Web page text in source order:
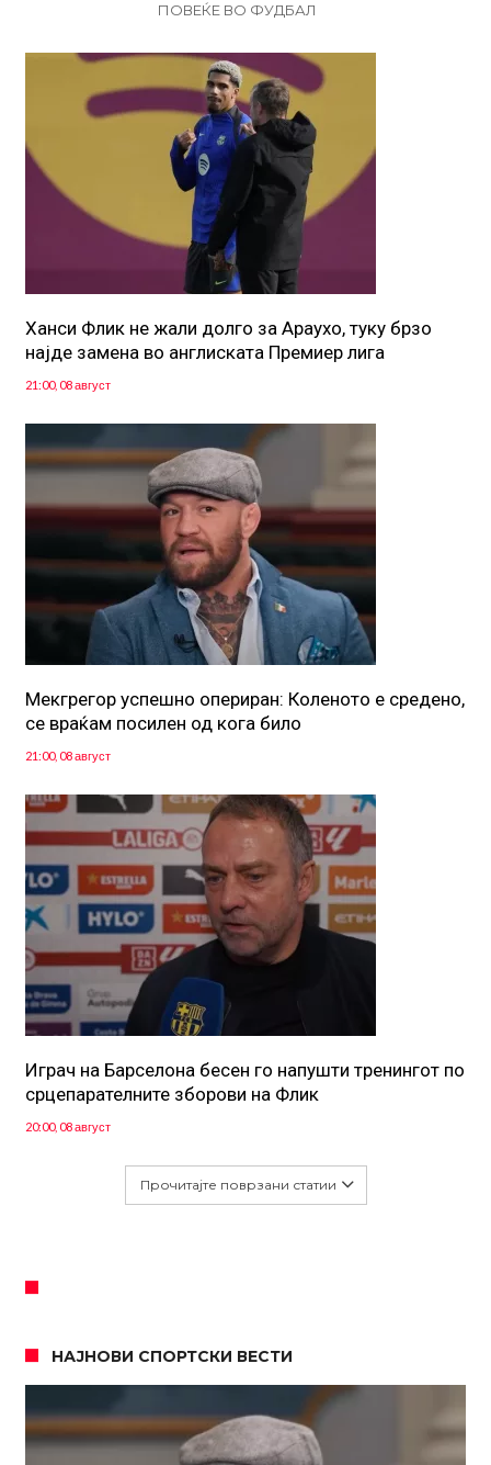
ПОВЕЌЕ ВО ФУДБАЛ
Ханси Флик не жали долго за Араухо, туку брзо
најде замена во англиската Премиер лига
21:00, 08 август
Мекгрегор успешно опериран: Коленото е средено,
се враќам посилен од кога било
21:00, 08 август
Играч на Барселона бесен го напушти тренингот по
срцепарателните зборови на Флик
20:00, 08 август
Прочитајте поврзани статии
НАЈНОВИ СПОРТСКИ ВЕСТИ